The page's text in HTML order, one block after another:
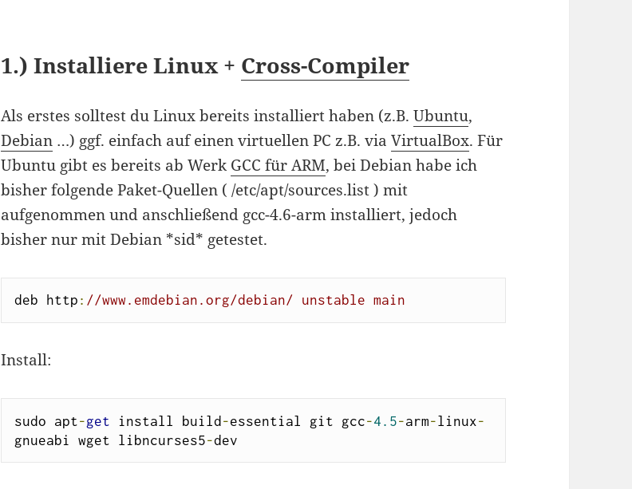
1.) Installiere Linux + Cross-Compiler
Als erstes solltest du Linux bereits installiert haben (z.B.Ubuntu,
Debian …) ggf. einfach auf einen virtuellen PC z.B. viaVirtualBox. Für
Ubuntu gibt es bereits ab Werk GCC für ARM, bei Debian habe ich
bisher folgende Paket-Quellen ( /etc/apt/sources.list ) mit
aufgenommen und anschließend gcc-4.6-arm installiert, jedoch
bisher nur mit Debian *sid* getestet.
deb http : //www.emdebian.org/debian/ unstable main
Install:
sudo apt-get install build-essential git gcc-4.5-arm-linux -
gnueabi wget libncurses5-dev